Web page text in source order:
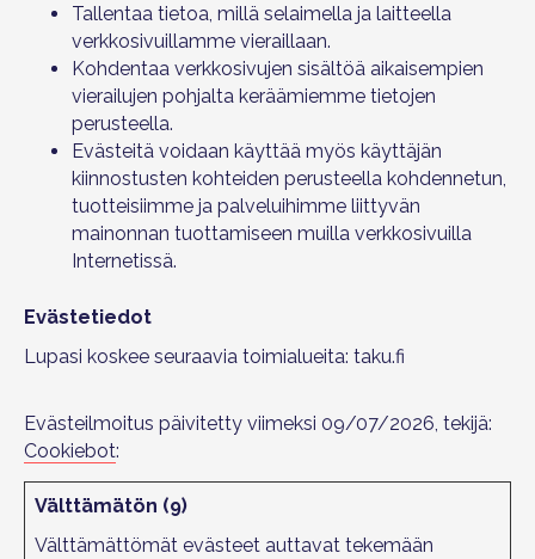
Tallentaa tietoa, millä selaimella ja laitteella
verkkosivuillamme vieraillaan.
Kohdentaa verkkosivujen sisältöä aikaisempien
vierailujen pohjalta keräämiemme tietojen
perusteella.
Evästeitä voidaan käyttää myös käyttäjän
kiinnostusten kohteiden perusteella kohdennetun,
tuotteisiimme ja palveluihimme liittyvän
mainonnan tuottamiseen muilla verkkosivuilla
Internetissä.
Evästetiedot
Lupasi koskee seuraavia toimialueita: taku.fi
Evästeilmoitus päivitetty viimeksi 09/07/2026, tekijä:
Cookiebot:
Välttämätön (9)
Välttämättömät evästeet auttavat tekemään